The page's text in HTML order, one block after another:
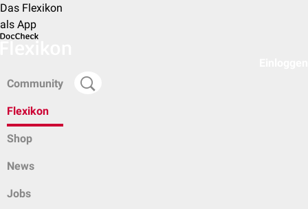
Das Flexikon
als App
Community
Flexikon
Shop
News
Jobs